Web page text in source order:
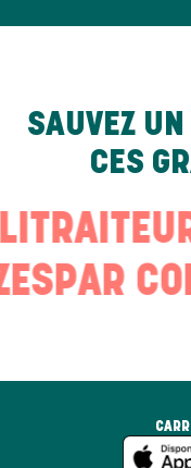
SAUVEZ
CES
SPAR